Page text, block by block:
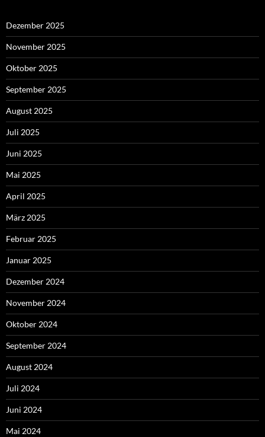
Dezember 2025
November 2025
Oktober 2025
September 2025
August 2025
Juli 2025
Juni 2025
Mai 2025
April 2025
März 2025
Februar 2025
Januar 2025
Dezember 2024
November 2024
Oktober 2024
September 2024
August 2024
Juli 2024
Juni 2024
Mai 2024